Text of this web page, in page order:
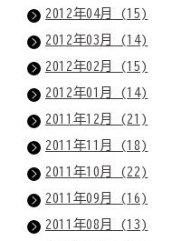
2012年04月 (15)
2012年03月 (14)
2012年02月 (15)
2012年01月 (14)
2011年12月 (21)
2011年11月 (18)
2011年10月 (22)
2011年09月 (16)
2011年08月 (13)